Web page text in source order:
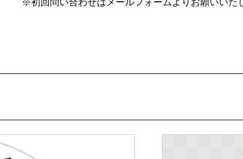
※初回問い合わせはメールフォームより お願いいた